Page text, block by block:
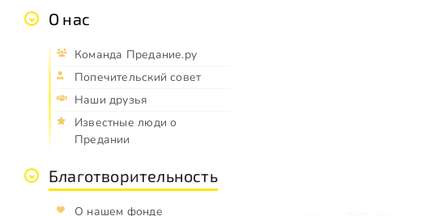
О нас
Команда Предание.ру
Попечительский совет
Наши друзья
Известные люди о
Предании
Благотворительность
О нашем фонде